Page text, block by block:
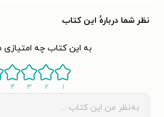
نظر شما دربارهٔ این کتاب
به این کتاب چه
۱ ۲ ۳ ۴